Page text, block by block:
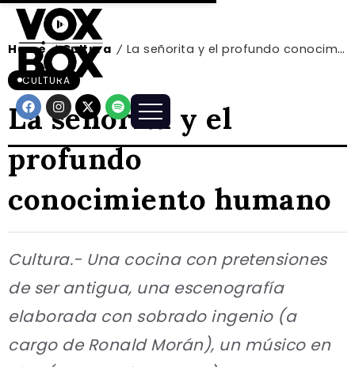
Home / Cultura / La señorita y el profundo conocimiento humano
CULTURA
La señorita y el
profundo
conocimiento humano
Cultura.- Una cocina con pretensiones
de ser antigua, una escenografía
elaborada con sobrado ingenio (a
cargo de Ronald Morán), un músico en